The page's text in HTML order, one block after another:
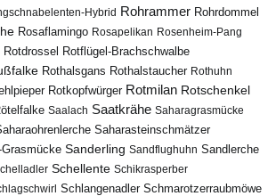
Hybrid Rohrammer Rohrdommel
Rosaflamingo Rosapelikan Rosenheim-Pang
Rotdrossel
Rotflügel-Brachschwalbe
Rothalsgans Rothalstaucher Rothuhn
Rotkopfwürger Rotmilan Rotschenkel
Saalach Saatkrähe Saharagrasmücke
Saharasteinschmätzer
Sanderling Sandflughuhn Sandlerche
Schellente Schikrasperber
Schlangenadler Schmarotzerraubmöwe